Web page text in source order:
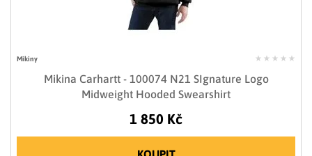
Mikiny
Mikina Carhartt - 100074 N21 SIgnature Logo
Midweight Hooded Swearshirt
1 850 Kč